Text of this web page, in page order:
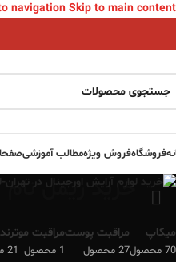
navigation Skip to main content
فروشگاهفروش ویژهمطالب آموزشی
خرید ریمل نام
میکاپ
70 محصول
مراقبت پوست
27 محصول
مراقبت مو
1 محصول 21 محصول